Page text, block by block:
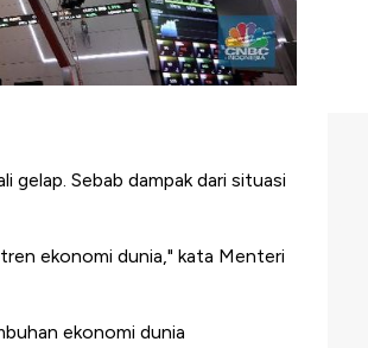
gelap. Sebab dampak dari situasi
ekonomi dunia," kata Menteri
ekonomi dunia